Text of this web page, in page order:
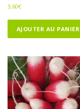
3,60€
AJOUTER AU PANIER